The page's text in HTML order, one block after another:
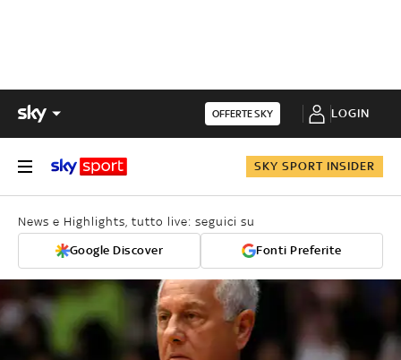
OFFERTE SKY LOGIN
SKY SPORT INSIDER
News e Highlights, tutto live: seguici su
Google Discover Fonti Preferite